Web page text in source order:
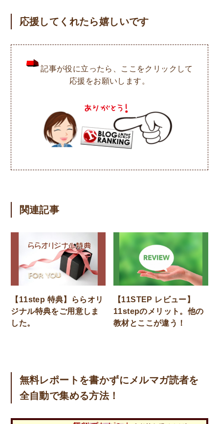
応援してくれたら嬉しいです
記事が役に立ったら、ここをクリックして
応援をお願いします。
関連記事
【11step 特典】ららオリ
ジナル特典をご用意しま
した。
【11STEP レビュー】
11stepのメリット。他の
教材とここが違う！
無料レポートを書かずにメルマガ読者を
全自動で集める方法！